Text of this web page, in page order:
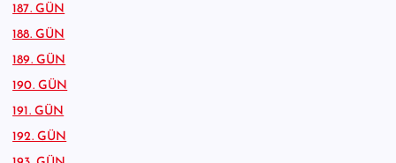
187. GÜN
188. GÜN
189. GÜN
190. GÜN
191. GÜN
192. GÜN